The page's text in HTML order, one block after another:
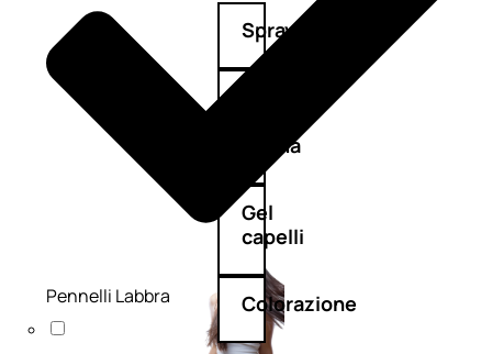
Spray
crema
Gel
capelli
Colorazione
Pennelli Labbra